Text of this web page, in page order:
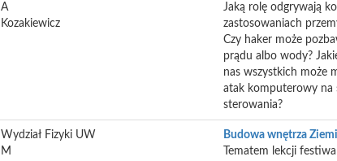
A
Kozakiewicz
Jaką rolę odgrywają
zastosowaniach
Czy haker może
prądu albo wody?
nas wszystkich może
atak komputerowy na
sterowania?
Wydział Fizyki UW
M
Budowa wnętrza Ziemi
Tematem lekcji